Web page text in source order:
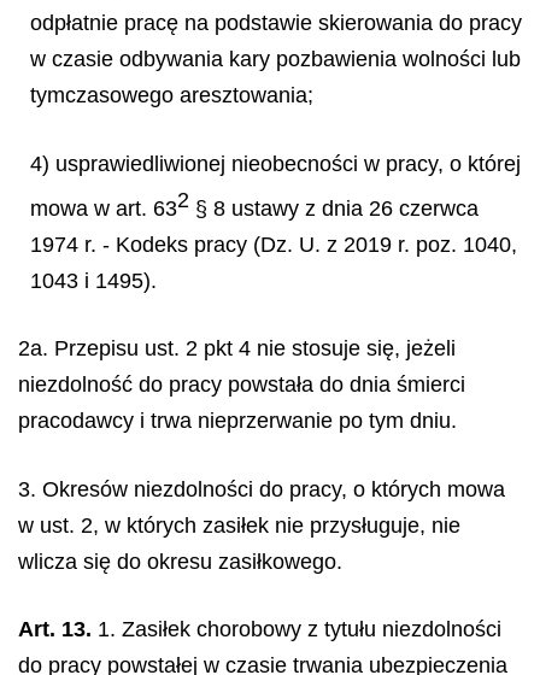
odpłatnie pracę na podstawie skierowania do pracy
w czasie odbywania kary pozbawienia wolności lub
tymczasowego aresztowania;
4) usprawiedliwionej nieobecności w pracy, o której
mowa w art. 632 § 8 ustawy z dnia 26 czerwca
1974 r. - Kodeks pracy (Dz. U. z 2019 r. poz. 1040,
1043 i 1495).
2a. Przepisu ust. 2 pkt 4 nie stosuje się, jeżeli
niezdolność do pracy powstała do dnia śmierci
pracodawcy i trwa nieprzerwanie po tym dniu.
3. Okresów niezdolności do pracy, o których mowa
w ust. 2, w których zasiłek nie przysługuje, nie
wlicza się do okresu zasiłkowego.
Art. 13. 1. Zasiłek chorobowy z tytułu niezdolności
do pracy powstałej w czasie trwania ubezpieczenia